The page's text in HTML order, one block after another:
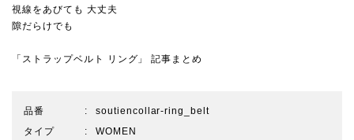
視線をあびても 大丈夫
隙だらけでも
「ストラップベルト リング」 記事まとめ
品番
soutiencollar-ring_belt
タイプ
WOMEN